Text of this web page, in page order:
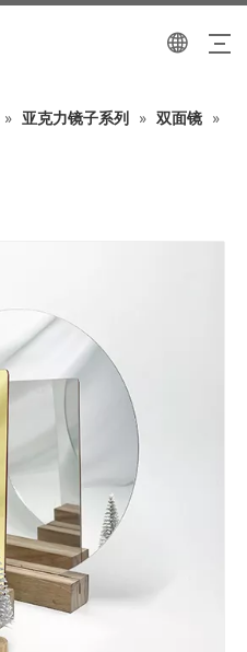
» 亚克力镜子系列 » 双面镜 »